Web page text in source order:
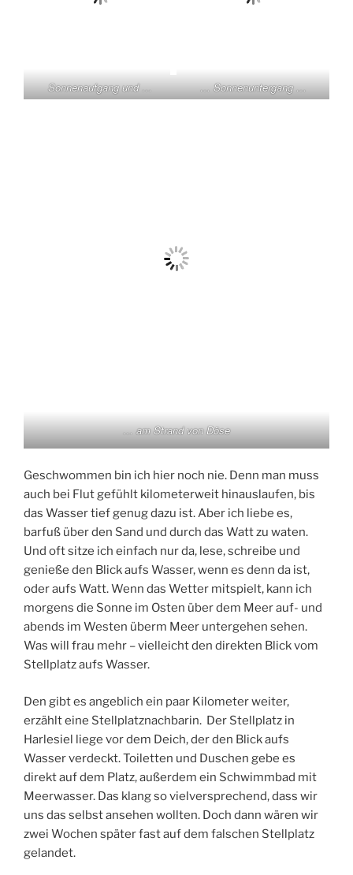
Sonnenaufgang und … … Sonnenuntergang …
… am Strand von Döse
Geschwommen bin ich hier noch nie. Denn man muss
auch bei Flut gefühlt kilometerweit hinauslaufen, bis
das Wasser tief genug dazu ist. Aber ich liebe es,
barfuß über den Sand und durch das Watt zu waten.
Und oft sitze ich einfach nur da, lese, schreibe und
genieße den Blick aufs Wasser, wenn es denn da ist,
oder aufs Watt. Wenn das Wetter mitspielt, kann ich
morgens die Sonne im Osten über dem Meer auf- und
abends im Westen überm Meer untergehen sehen.
Was will frau mehr – vielleicht den direkten Blick vom
Stellplatz aufs Wasser.
Den gibt es angeblich ein paar Kilometer weiter,
erzählt eine Stellplatznachbarin. Der Stellplatz in
Harlesiel liege vor dem Deich, der den Blick aufs
Wasser verdeckt. Toiletten und Duschen gebe es
direkt auf dem Platz, außerdem ein Schwimmbad mit
Meerwasser. Das klang so vielversprechend, dass wir
uns das selbst ansehen wollten. Doch dann wären wir
zwei Wochen später fast auf dem falschen Stellplatz
gelandet.